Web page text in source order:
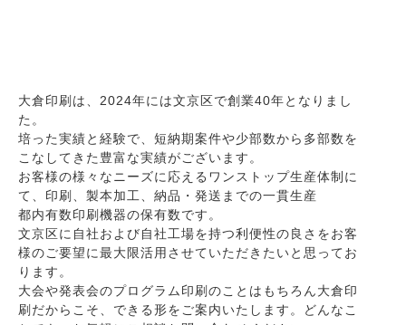
大倉印刷は、2024年には文京区で創業40年となりまし
た。
培った実績と経験で、短納期案件や少部数から多部数を
こなしてきた豊富な実績がございます。
お客様の様々なニーズに応えるワンストップ生産体制に
て、印刷、製本加工、納品・発送までの一貫生産
都内有数印刷機器の保有数です。
文京区に自社および自社工場を持つ利便性の良さをお客
様のご要望に最大限活用させていただきたいと思ってお
ります。
大会や発表会のプログラム印刷のことはもちろん大倉印
刷だからこそ、できる形をご案内いたします。どんなこ